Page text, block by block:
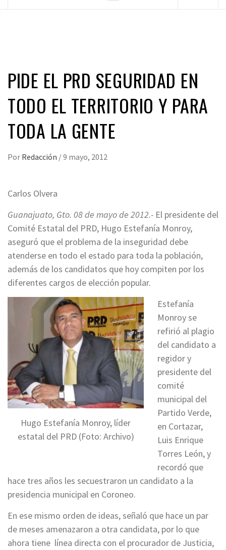
PIDE EL PRD SEGURIDAD EN
TODO EL TERRITORIO Y PARA
TODA LA GENTE
Por Redacción /9 mayo, 2012
Carlos Olvera
Guanajuato, Gto. 08 de mayo de 2012.- El presidente del
Comité Estatal del PRD, Hugo Estefanía Monroy,
aseguró que el problema de la inseguridad debe
atenderse en todo el estado para toda la población,
además de los candidatos que hoy compiten por los
diferentes cargos de elección popular.
Hugo Estefanía Monroy, líder
estatal del PRD (Foto: Archivo)
Estefanía
Monroy se
refirió al plagio
del candidato a
regidor y
presidente del
comité
municipal del
Partido Verde,
en Cortazar,
Luis Enrique
Torres León, y
recordó que
hace tres años les secuestraron un candidato a la
presidencia municipal en Coroneo.
En ese mismo orden de ideas, señaló que hace un par
de meses amenazaron a otra candidata, por lo que
ahora tiene línea directa con el procurador de Justicia,